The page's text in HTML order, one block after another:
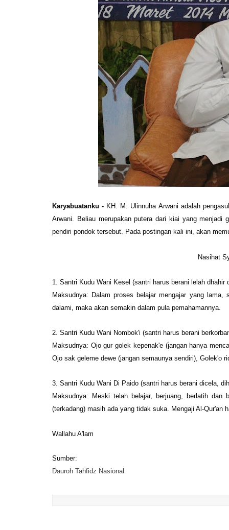
Karyabuatanku - KH. M. Ulinnuha Arwani adalah
Arwani. Beliau merupakan putera dari kiai yang
pendiri pondok tersebut. Pada postingan kali ini, akan
Nasihat
1. Santri Kudu Wani Kesel (santri harus berani lelah dhahir
Maksudnya: Dalam proses belajar mengajar yang
dalami, maka akan semakin dalam pula pemahamannya.
2. Santri Kudu Wani Nombok'i (santri harus berani
Maksudnya: Ojo gur golek kepenak'e (jangan hanya
Ojo sak geleme dewe (jangan semaunya sendiri), Golek'o
3. Santri Kudu Wani Di Paido (santri harus berani dicela,
Maksudnya: Meski telah belajar, berjuang, berlatih
(terkadang) masih ada yang tidak suka. Mengaji Al-Qur'an
Wallahu A'lam
Sumber:
Dauroh Tahfidz Nasional